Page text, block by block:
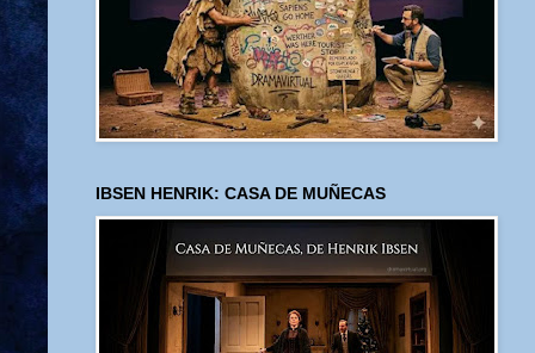
IBSEN HENRIK: CASA DE MUÑECAS